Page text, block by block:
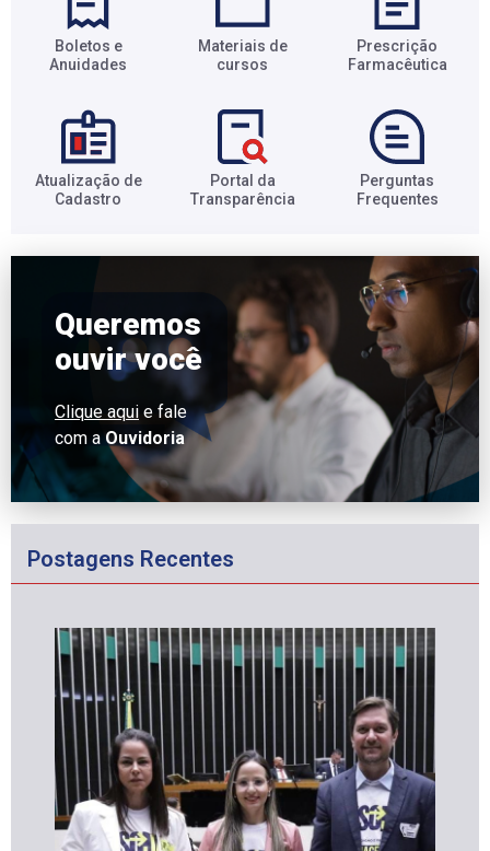
Boletos e
Anuidades​
Materiais de
cursos​
Prescrição
Farmacêutica​
Atualização de
Cadastro​
Portal da
Transparência​
Perguntas
Frequentes​
Queremos
ouvir você
Clique aqui e fale
com a Ouvidoria
Postagens Recentes